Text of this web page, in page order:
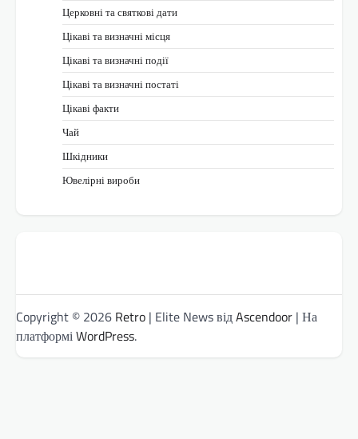
Церковні та святкові дати
Цікаві та визначні місця
Цікаві та визначні події
Цікаві та визначні постаті
Цікаві факти
Чай
Шкідники
Ювелірні вироби
Copyright © 2026 Retro | Elite News відAscendoor | На
платформіWordPress.